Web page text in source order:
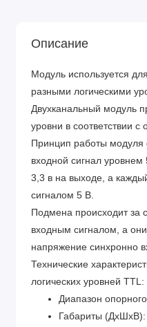
Описание
Модуль используется
разными логическими
Двухканальный модуль
уровни в соответствии
Принцип работы модуля
входной сигнал
3,3 в на выходе, а
сигналом 5 В.
Подмена происходит за
входным сигналом, а
напряжение синхронно
Технические
логических уровней TTL:
Диапазон
Габариты